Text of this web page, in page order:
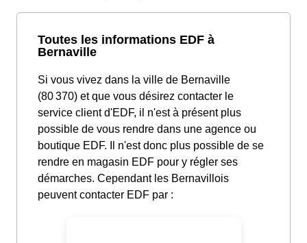
Toutes les informations EDF à
Bernaville
Si vous vivez dans la ville de Bernaville
(80 370) et que vous désirez contacter le
service client d'EDF, il n'est à présent plus
possible de vous rendre dans une agence ou
boutique EDF. Il n'est donc plus possible de se
rendre en magasin EDF pour y régler ses
démarches. Cependant les Bernavillois
peuvent contacter EDF par :